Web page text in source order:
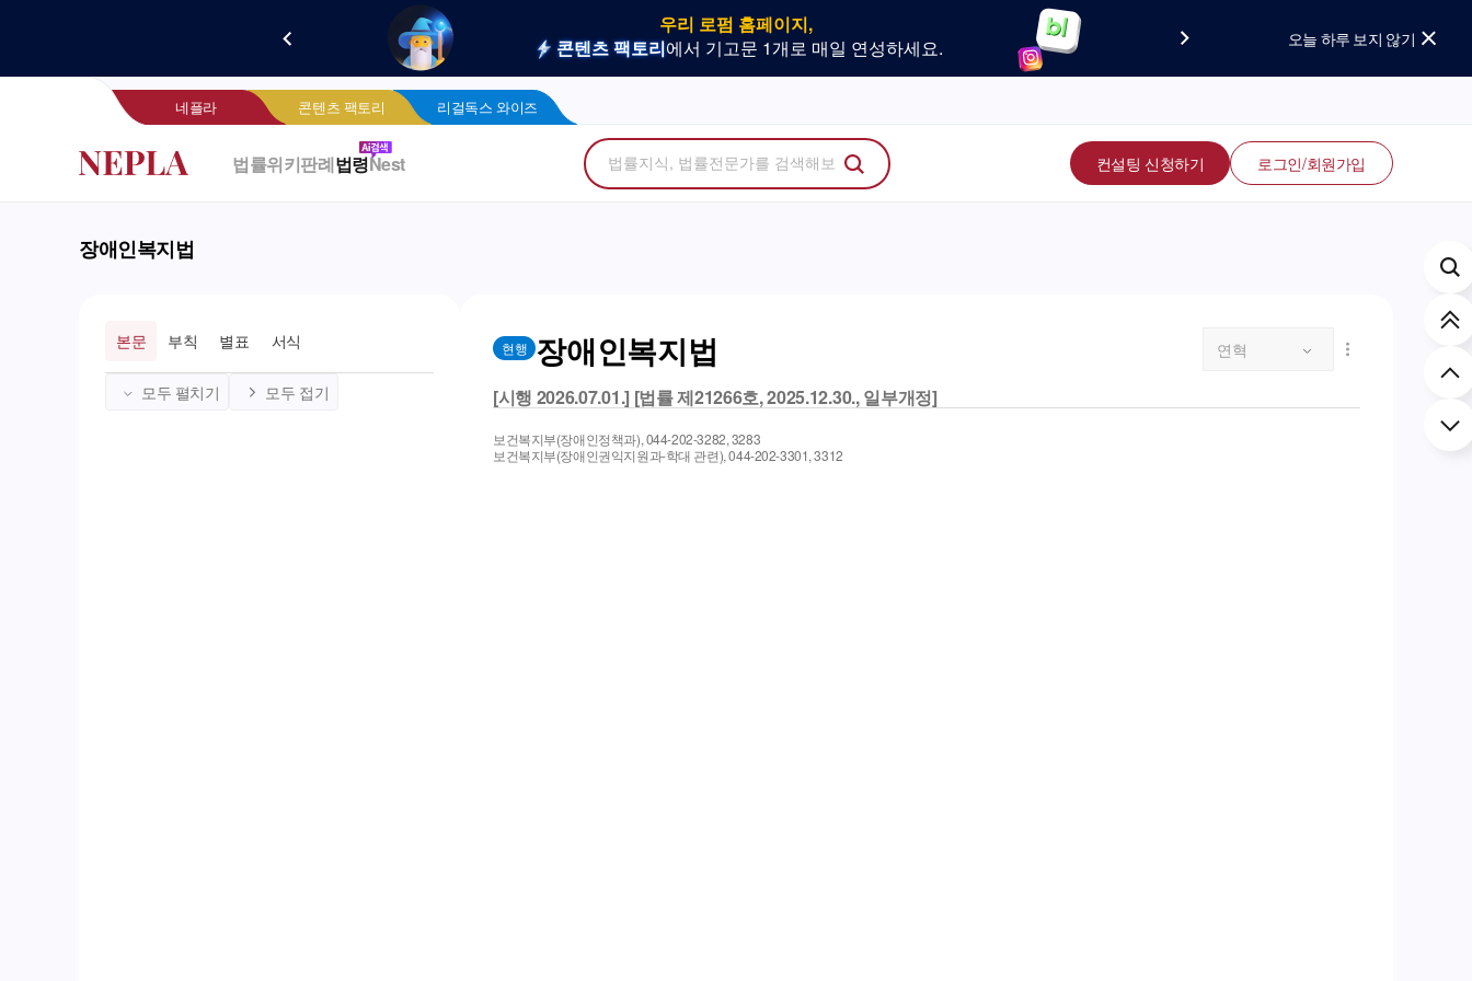
우리 로펌 홈페이지,
콘텐츠 팩토리에서 기고문 1개로 매일 연성하세요.
새로 나온 위키, 주요 법률 행사 지금 네플라 뉴스레터로 한번에 받아보세요!
Wise
사건을 이해하는 만능 어쏘,
리걸독스 와이즈프로 사전등록 신청하기
네플라 광고 문의 법률 소비자에게 지금 당신의 브랜드를 보여주세요! 오늘 하루 보지 않기
네플라 콘텐츠 팩토리 리걸독스 와이즈
법률위키판례법령Nest 컨설팅 신청하기 로그인/회원가입
장애인복지법
본문 부칙 별표 서식
모두 펼치기 모두 접기
현행 장애인복지법 연혁
[시행 2026.07.01.] [법률 제21266호, 2025.12.30., 일부개정]
보건복지부(장애인정책과), 044-202-3282, 3283
보건복지부(장애인권익지원과-학대 관련), 044-202-3301, 3312